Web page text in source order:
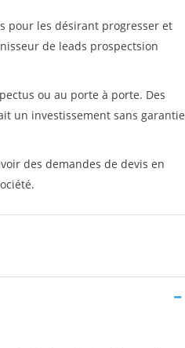
pour les désirant progresser et
de leads prospectsion
ou au porte à porte. Des
un investissement sans garantie
des demandes de devis en